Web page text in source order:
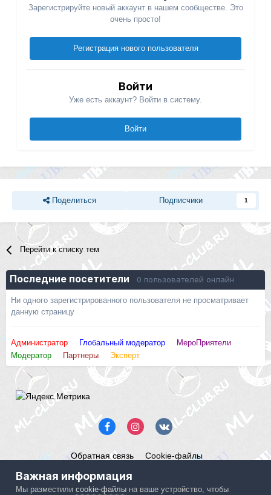
Зарегистрируйте новый аккаунт в нашем сообществе. Это
очень просто!
Регистрация нового пользователя
Войти
Уже есть аккаунт? Войти в систему.
Войти
Поделиться Подписчики 1
Перейти к списку тем
Последние посетители 0 пользователей онлайн
Ни одного зарегистрированного пользователя не просматривает
данную страницу
Администратор Глобальный модератор
МероПриятели
Модератор
Партнеры Эксперт
Обратная связь Cookie-файлы
Powered by Invision Community
Важная информация
Мы разместилиcookie-файлы на ваше устройство, чтобы